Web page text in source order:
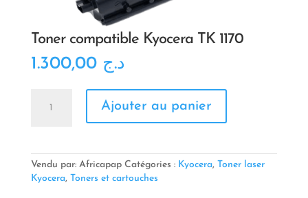
Toner compatible Kyocera TK 1170
د.ج 1.300,00
TK
1170
Ajouter au panier
Vendu par: Africapap Catégories : Kyocera, Toner laser
Kyocera, Toners et cartouches